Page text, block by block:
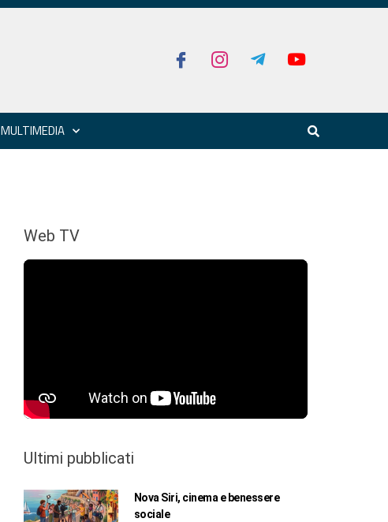
MULTIMEDIA
Web TV
Ultimi pubblicati
Nova Siri, cinema e benessere
sociale